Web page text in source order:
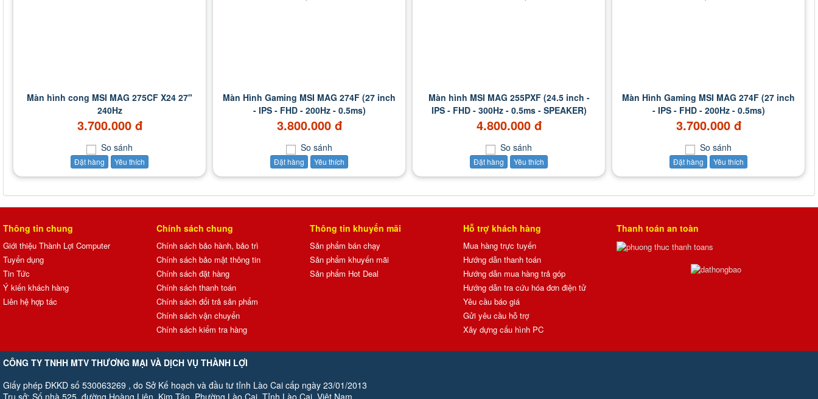
Màn hình cong MSI MAG 275CF X24 27"
240Hz
3.700.000 đ
So sánh
Đặt hàng Yêu thích
Màn Hình Gaming MSI MAG 274F (27 inch
- IPS - FHD - 200Hz - 0.5ms)
3.800.000 đ
So sánh
Đặt hàng Yêu thích
Màn hình MSI MAG 255PXF (24.5 inch -
IPS - FHD - 300Hz - 0.5ms - SPEAKER)
4.800.000 đ
So sánh
Đặt hàng Yêu thích
Màn Hình Gaming MSI MAG 274F (27 inch
- IPS - FHD - 200Hz - 0.5ms)
3.700.000 đ
So sánh
Đặt hàng Yêu thích
Thông tin chung
Giới thiệu Thành Lợi Computer
Tuyển dụng
Tin Tức
Ý kiến khách hàng
Liên hệ hợp tác
Chính sách chung
Chính sách bảo hành, bảo trì
Chính sách bảo mật thông tin
Chính sách đặt hàng
Chính sách thanh toán
Chính sách đổi trả sản phẩm
Chính sách vận chuyển
Chính sách kiểm tra hàng
Thông tin khuyến mãi
Sản phẩm bán chạy
Sản phẩm khuyến mãi
Sản phẩm Hot Deal
Hỗ trợ khách hàng
Mua hàng trực tuyến
Hướng dẫn thanh toán
Hướng dẫn mua hàng trả góp
Hướng dẫn tra cứu hóa đơn điện tử
Yêu cầu báo giá
Gửi yêu cầu hỗ trợ
Xây dựng cấu hình PC
Thanh toán an toàn
CÔNG TY TNHH MTV THƯƠNG MẠI VÀ DỊCH VỤ THÀNH LỢI
Giấy phép ĐKKD số 530063269 , do Sở Kế hoạch và đầu tư tỉnh Lào Cai cấp ngày 23/01/2013
Trụ sở: Số nhà 525, đường Hoàng Liên Kim Tân, Phường Lào Cai, Tỉnh Lào Cai, Việt Nam